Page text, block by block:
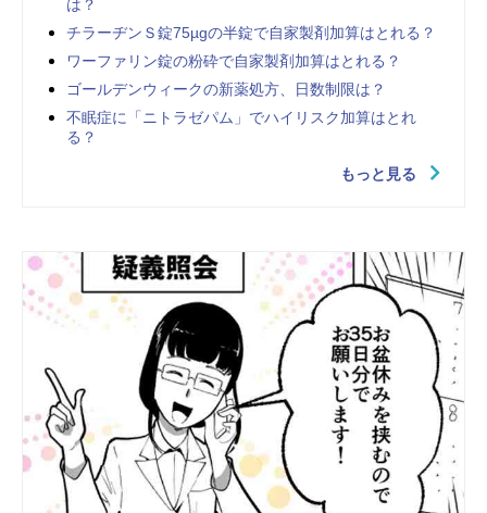
は？
チラーヂンＳ錠75µgの半錠で自家製剤加算はとれる？
ワーファリン錠の粉砕で自家製剤加算はとれる？
ゴールデンウィークの新薬処方、日数制限は？
不眠症に「ニトラゼパム」でハイリスク加算はとれ
る？
もっと見る